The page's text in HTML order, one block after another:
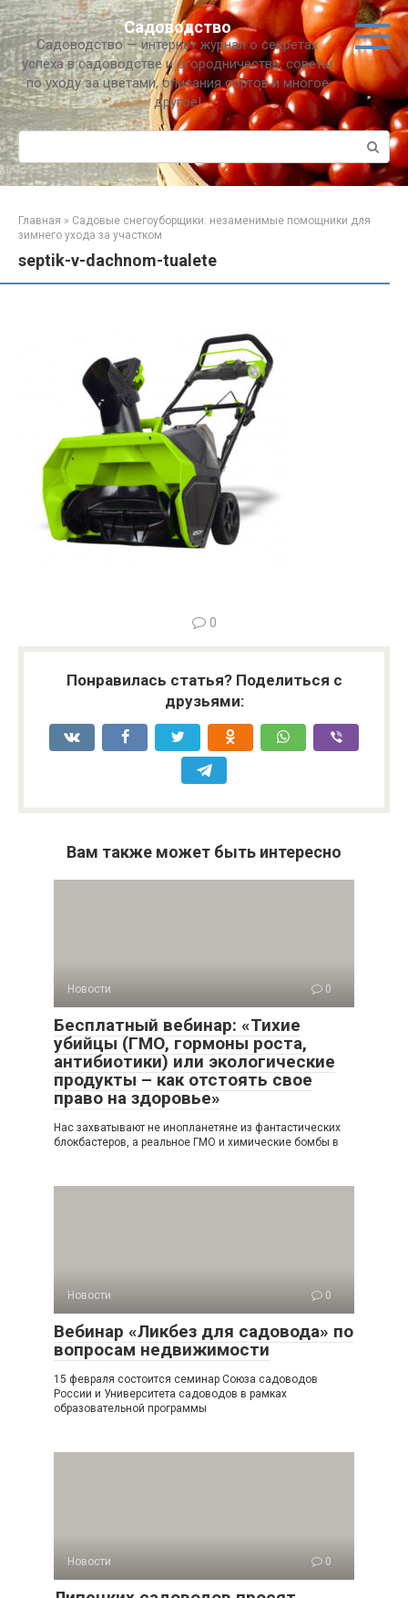
Перейти
к
контенту
Садоводство
Садоводство — интернет журнал о секретах
успеха в садоводстве и огородничестве, советы
по уходу за цветами, описания сортов и многое
другое!
Поиск:
Главная » Садовые снегоуборщики: незаменимые помощники для
зимнего ухода за участком
septik-v-dachnom-tualete
0
Понравилась статья? Поделиться с
друзьями:
Вам также может быть интересно
Новости 0
Бесплатный вебинар: «Тихие
убийцы (ГМО, гормоны роста,
антибиотики) или экологические
продукты – как отстоять свое
право на здоровье»
Нас захватывают не инопланетяне из фантастических
блокбастеров, а реальное ГМО и химические бомбы в
Новости 0
Вебинар «Ликбез для садовода» по
вопросам недвижимости
15 февраля состоится семинар Союза садоводов
России и Университета садоводов в рамках
образовательной программы
Новости 0